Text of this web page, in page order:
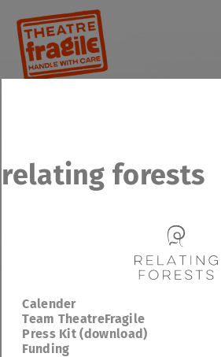
relating forests
Calender
Team TheatreFragile
Press Kit (download)
Funding